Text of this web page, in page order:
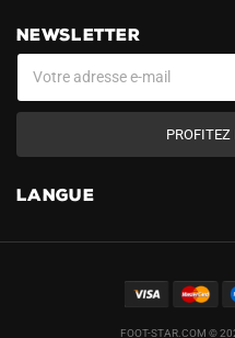
NEWSLETTER
PROFITEZ
LANGUE
FOOT-STAR.COM ©